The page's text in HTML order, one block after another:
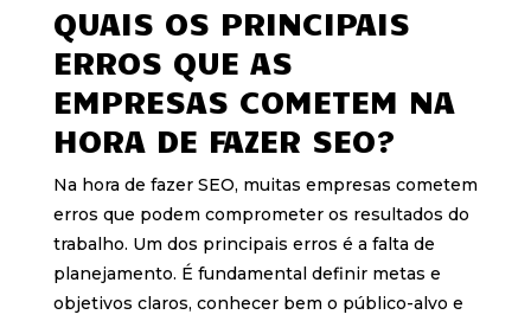
QUAIS OS PRINCIPAIS
ERROS QUE AS
EMPRESAS COMETEM NA
HORA DE FAZER SEO?
Na hora de fazer SEO, muitas empresas cometem
erros que podem comprometer os resultados do
trabalho. Um dos principais erros é a falta de
planejamento. É fundamental definir metas e
objetivos claros, conhecer bem o público-alvo e